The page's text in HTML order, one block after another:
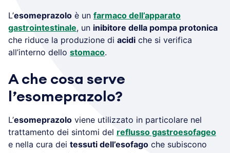
L’esomeprazolo è un farmaco dell’apparato
gastrointestinale, un inibitore della pompa protonica
che riduce la produzione di acidi che si verifica
all’interno dello stomaco.
A che cosa serve
l’esomeprazolo?
L’esomeprazolo viene utilizzato in particolare nel
trattamento dei sintomi del reflusso gastroesofageo
e nella cura dei tessuti dell’esofago che subiscono